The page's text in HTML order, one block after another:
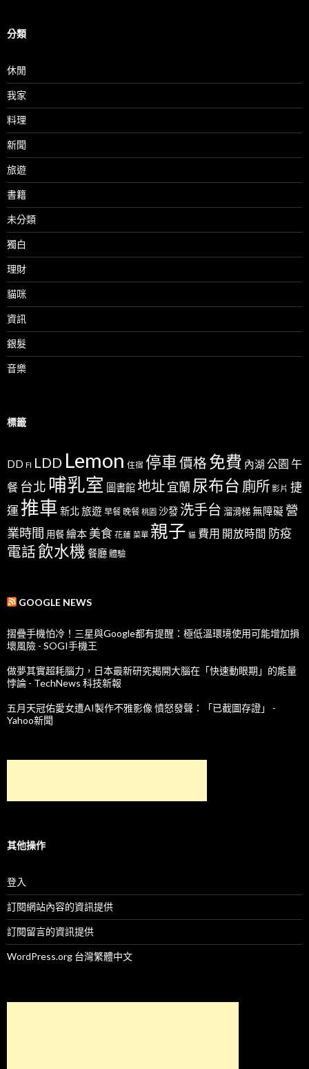
分類
休閒
我家
料理
新聞
旅遊
書籍
未分類
獨白
理財
貓咪
資訊
銀髮
音樂
標籤
DD FI LDD Lemon 住宿 停車價格 免費 內湖 公園 午
餐 台北 哺乳室 圖書館地址宜蘭尿布台 廁所 影片 捷
運 推車 新北旅遊 早餐 晚餐 桃園 沙發 洗手台 溜滑梯無障礙 營
業時間 用餐繪本 美食 花蓮 菜單 親子 貓 費用 開放時間 防疫
電話飲水機 餐廳 體驗
GOOGLE NEWS
摺疊手機怕冷！三星與Google都有提醒：極低溫環境使用可能增加損
壞風險 - SOGI手機王
做夢其實超耗腦力，日本最新研究揭開大腦在「快速動眼期」的能量
悖論 - TechNews 科技新報
五月天冠佑愛女遭AI製作不雅影像 憤怒發聲：「已截圖存證」 -
Yahoo新聞
其他操作
登入
訂閱網站內容的資訊提供
訂閱留言的資訊提供
WordPress.org 台灣繁體中文